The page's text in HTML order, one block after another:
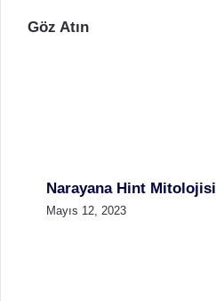
Göz Atın
Narayana Hint Mitolojisi
Mayıs 12, 2023